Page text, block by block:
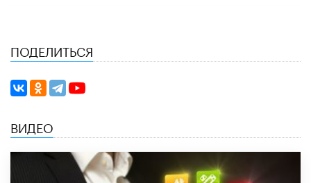
ПОДЕЛИТЬСЯ
ВИДЕО